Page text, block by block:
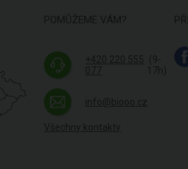
POMŮŽEME VÁM?
+420 220 555
077
(9-
17h)
info@biooo.cz
Všechny kontakty